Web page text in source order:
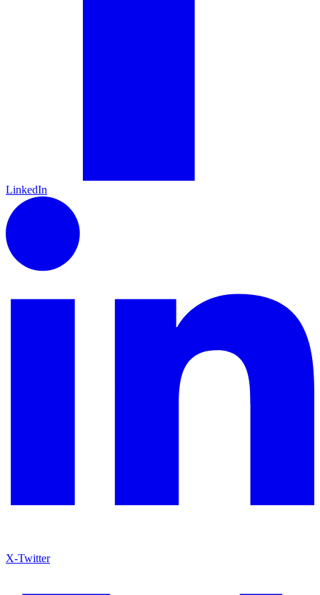
LinkedIn
X-Twitter